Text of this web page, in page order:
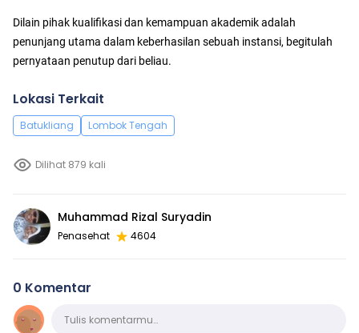
Dilain pihak kualifikasi dan kemampuan akademik adalah
penunjang utama dalam keberhasilan sebuah instansi, begitulah
pernyataan penutup dari beliau.
Lokasi Terkait
Batukliang Lombok Tengah
Dilihat 879 kali
Muhammad Rizal Suryadin
Penasehat 4604
0 Komentar
KomentarTulis komentarmu…